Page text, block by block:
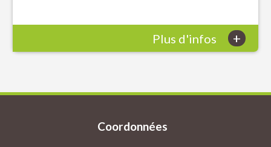
Plus d'infos +
Coordonnées